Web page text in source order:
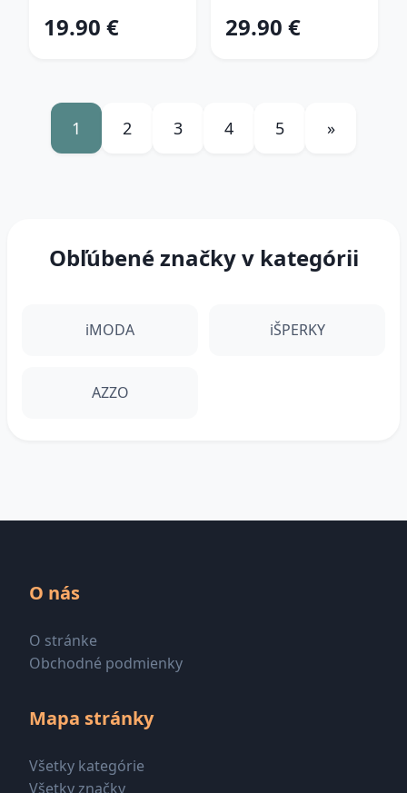
19.90 € 29.90 €
1 2 3 4 5 »
Obľúbené značky v kategórii
iMODA iŠPERKY
AZZO
O nás
O stránke
Obchodné podmienky
Mapa stránky
Všetky kategórie
Všetky značky